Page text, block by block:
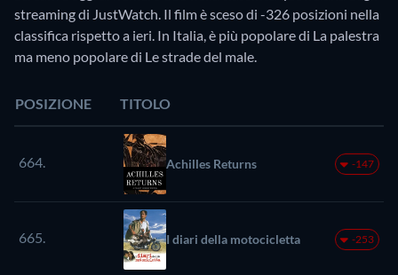
streaming di JustWatch. Il film è sceso di -326 posizioni nella
classifica rispetto a ieri. In Italia, è più popolare di La palestra
ma meno popolare di Le strade del male.
POSIZIONE TITOLO
664. Achilles Returns -147
665. I diari della motocicletta -253